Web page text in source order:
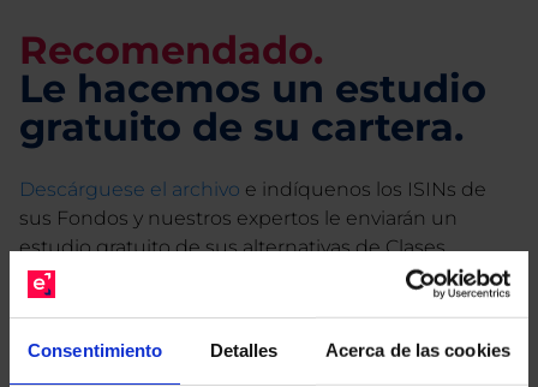
Consentimiento Detalles Acerca de las cookies
Recomendado.
Le hacemos un estudio
gratuito de su cartera.
Descárguese el archivo e indíquenos los ISINs de
sus Fondos y nuestros expertos le enviarán un
estudio gratuito de sus alternativas de Clases
Limpias con las que podrá ahorrar en sus costes.